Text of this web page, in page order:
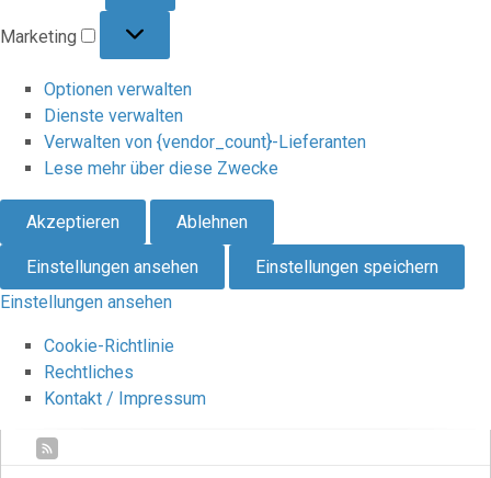
Marketing
Optionen verwalten
Dienste verwalten
Verwalten von {vendor_count}-Lieferanten
Lese mehr über diese Zwecke
Akzeptieren Ablehnen
Einstellungen ansehen
Einstellungen speichern
Einstellungen ansehen
Cookie-Richtlinie
Rechtliches
Kontakt / Impressum